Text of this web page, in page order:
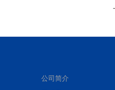
公司简介